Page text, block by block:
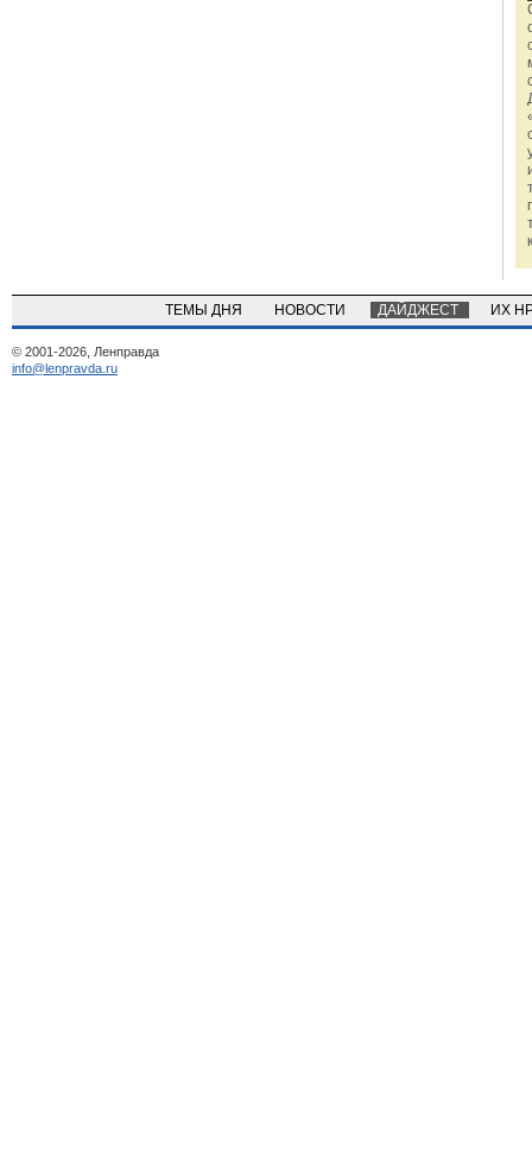
ТЕМЫ ДНЯ НОВОСТИ ДАЙДЖЕСТ ИХ
© 2001-2026, Ленправда
info@lenpravda.ru